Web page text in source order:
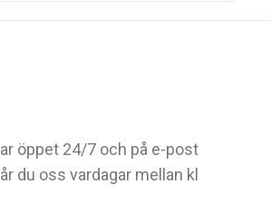
öppet 24/7 och på e-post
du oss vardagar mellan kl